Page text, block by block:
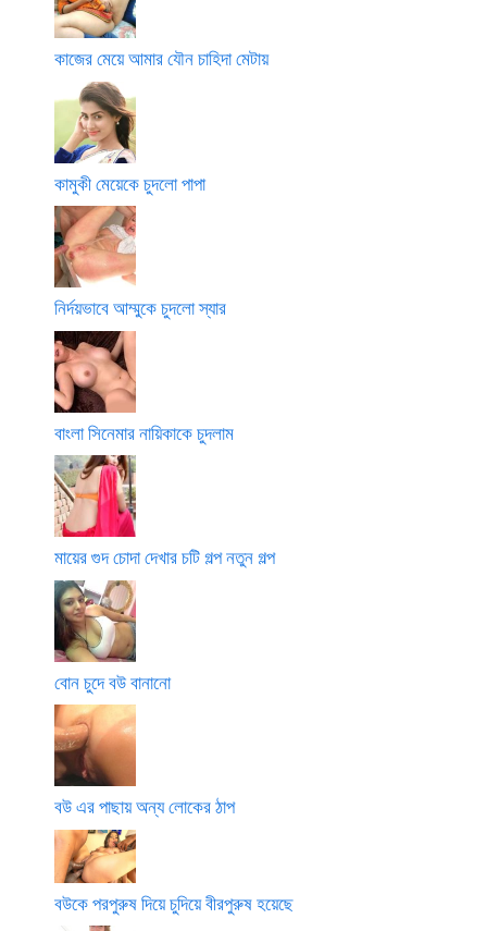
কাজের মেয়ে আমার যৌন চাহিদা মেটায়
কামুকী মেয়েকে চুদলো পাপা
নির্দয়ভাবে আম্মুকে চুদলো স্যার
বাংলা সিনেমার নায়িকাকে চুদলাম
মায়ের গুদ চোদা দেখার চটি গল্প নতুন গল্প
বোন চুদে বউ বানানো
বউ এর পাছায় অন্য লোকের ঠাপ
বউকে পরপুরুষ দিয়ে চুদিয়ে বীরপুরুষ হয়েছে